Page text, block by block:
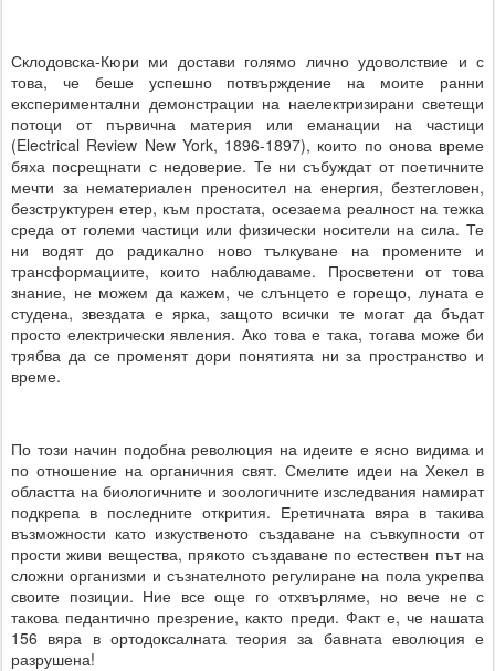
Склодовска-Кюри ми достави голямо лично удоволствие и с
това, че беше успешно потвърждение на моите ранни
експериментални демонстрации на наелектризирани светещи
потоци от първична материя или еманации на частици
(Electrical Review New York, 1896-1897), които по онова време
бяха посрещнати с недоверие. Те ни събуждат от поетичните
мечти за нематериален преносител на енергия, безтегловен,
безструктурен етер, към простата, осезаема реалност на тежка
среда от големи частици или физически носители на сила. Те
ни водят до радикално ново тълкуване на промените и
трансформациите, които наблюдаваме. Просветени от това
знание, не можем да кажем, че слънцето е горещо, луната е
студена, звездата е ярка, защото всички те могат да бъдат
просто електрически явления. Ако това е така, тогава може би
трябва да се променят дори понятията ни за пространство и
време.
По този начин подобна революция на идеите е ясно видима и
по отношение на органичния свят. Смелите идеи на Хекел в
областта на биологичните и зоологичните изследвания намират
подкрепа в последните открития. Еретичната вяра в такива
възможности като изкуственото създаване на съвкупности от
прости живи вещества, прякото създаване по естествен път на
сложни организми и съзнателното регулиране на пола укрепва
своите позиции. Ние все още го отхвърляме, но вече не с
такова педантично презрение, както преди. Факт е, че нашата
156 вяра в ортодоксалната теория за бавната еволюция е
разрушена!